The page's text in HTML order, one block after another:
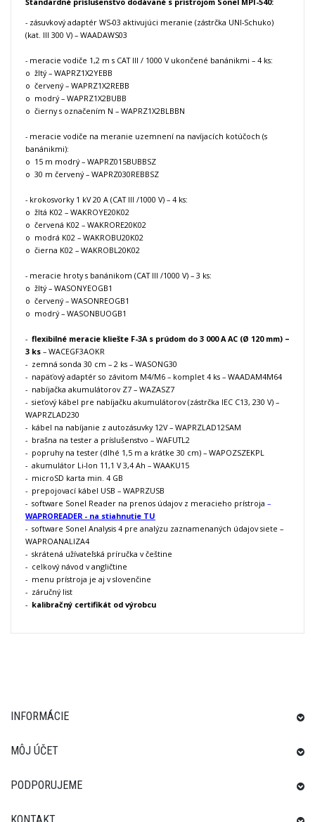
- zásuvkový adaptér WS-03 aktivujúci meranie (zástrčka UNI-Schuko)
(kat. III 300 V) – WAADAWS03
- meracie vodiče 1,2 m s CAT III / 1000 V ukončené banánikmi – 4 ks:
o žltý – WAPRZ1X2YEBB
o červený – WAPRZ1X2REBB
o modrý – WAPRZ1X2BUBB
o čierny s označením N – WAPRZ1X2BLBBN
- meracie vodiče na meranie uzemnení na navíjacích kotúčoch (s
banánikmi):
o 15 m modrý – WAPRZ015BUBBSZ
o 30 m červený – WAPRZ030REBBSZ
- krokosvorky 1 kV 20 A (CAT III /1000 V) – 4 ks:
o žltá K02 – WAKROYE20K02
o červená K02 – WAKRORE20K02
o modrá K02 – WAKROBU20K02
o čierna K02 – WAKROBL20K02
- meracie hroty s banánikom (CAT III /1000 V) – 3 ks:
o žltý – WASONYEOGB1
o červený – WASONREOGB1
o modrý – WASONBUOGB1
- flexibilné meracie kliešte F-3A s prúdom do 3 000 A AC (Ø 120 mm) –
3 ks – WACEGF3AOKR
- zemná sonda 30 cm – 2 ks – WASONG30
- napäťový adaptér so závitom M4/M6 – komplet 4 ks – WAADAM4M64
- nabíjačka akumulátorov Z7 – WAZASZ7
- sieťový kábel pre nabíjačku akumulátorov (zástrčka IEC C13, 230 V) –
WAPRZLAD230
- kábel na nabíjanie z autozásuvky 12V – WAPRZLAD12SAM
- brašna na tester a príslušenstvo – WAFUTL2
- popruhy na tester (dlhé 1,5 m a krátke 30 cm) – WAPOZSZEKPL
- akumulátor Li-Ion 11,1 V 3,4 Ah – WAAKU15
- microSD karta min. 4 GB
- prepojovací kábel USB – WAPRZUSB
- software Sonel Reader na prenos údajov z meracieho prístroja –
WAPROREADER - na stiahnutie TU
- software Sonel Analysis 4 pre analýzu zaznamenaných údajov siete –
WAPROANALIZA4
- skrátená užívateľská príručka v češtine
- celkový návod v angličtine
- menu prístroja je aj v slovenčine
- záručný list
- kalibračný certifikát od výrobcu
INFORMÁCIE
MÔJ ÚČET
PODPORUJEME